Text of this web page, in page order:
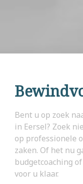
Bent u op zoek
in Eersel? Zoek
op professionele
zaken. Of het nu
budgetcoaching
voor u klaar.